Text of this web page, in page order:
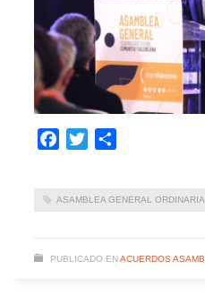
Facebook
Twitter
ASAMBLEA GENERAL ORDINARIA
PUBLICADO EN ACUERDOS